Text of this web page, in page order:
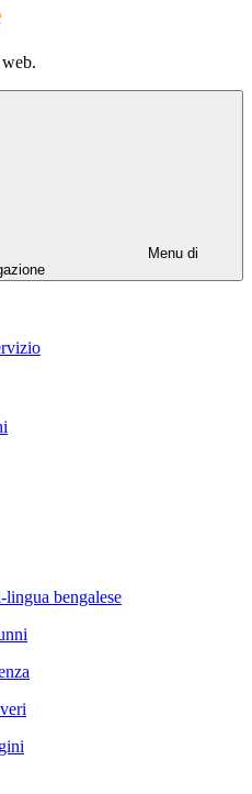
Menu di
bengalese